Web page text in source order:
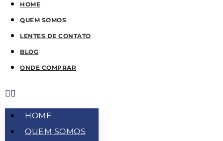
HOME
QUEM SOMOS
LENTES DE CONTATO
BLOG
ONDE COMPRAR
HOME
QUEM SOMOS